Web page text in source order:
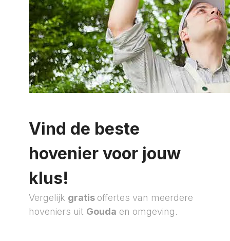
Vind de beste
hovenier voor jouw
klus!
Vergelijk gratis offertes van meerdere
hoveniers uit Gouda en omgeving.